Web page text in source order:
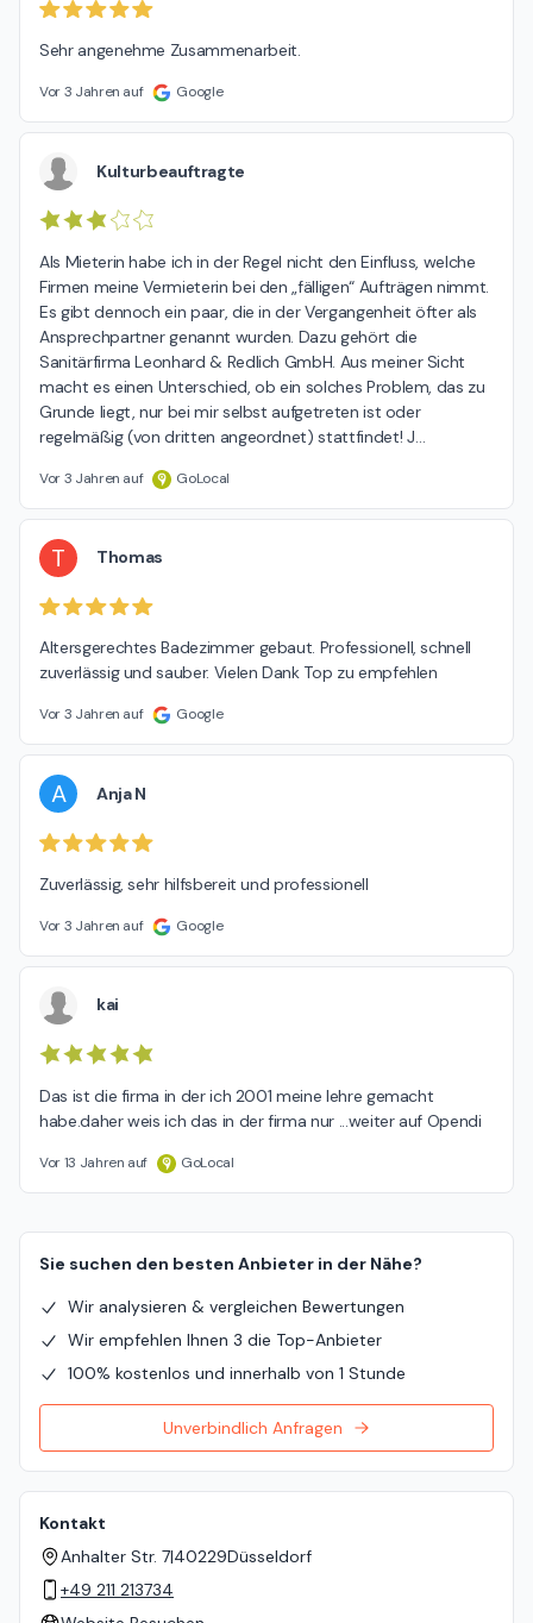
Sehr angenehme Zusammenarbeit.
Vor 3 Jahren auf Google
Kulturbeauftragte
Als Mieterin habe ich in der Regel nicht den Einfluss, welche
Firmen meine Vermieterin bei den „fälligen“ Aufträgen nimmt.
Es gibt dennoch ein paar, die in der Vergangenheit öfter als
Ansprechpartner genannt wurden. Dazu gehört die
Sanitärfirma Leonhard & Redlich GmbH. Aus meiner Sicht
macht es einen Unterschied, ob ein solches Problem, das zu
Grunde liegt, nur bei mir selbst aufgetreten ist oder
regelmäßig (von dritten angeordnet) stattfindet! J…
Vor 3 Jahren auf GoLocal
T Thomas
Altersgerechtes Badezimmer gebaut. Professionell, schnell
zuverlässig und sauber. Vielen Dank Top zu empfehlen
Vor 3 Jahren auf Google
A Anja N
Zuverlässig, sehr hilfsbereit und professionell
Vor 3 Jahren auf Google
kai
Das ist die firma in der ich 2001 meine lehre gemacht
habe.daher weis ich das in der firma nur ...weiter auf Opendi
Vor 13 Jahren auf GoLocal
Sie suchen den besten Anbieter in der Nähe?
Wir analysieren & vergleichen Bewertungen
Wir empfehlen Ihnen 3 die Top-Anbieter
100% kostenlos und innerhalb von 1 Stunde
Unverbindlich Anfragen
Kontakt
Anhalter Str. 7|40229Düsseldorf
+49 211 213734